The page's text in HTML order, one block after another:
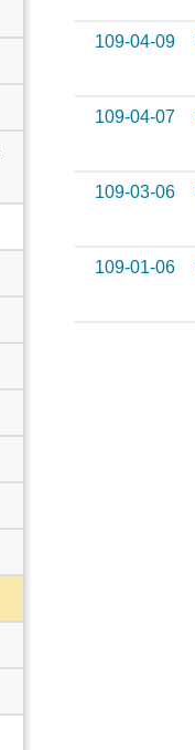
109-04-09
109-04-07
109-03-06
109-01-06